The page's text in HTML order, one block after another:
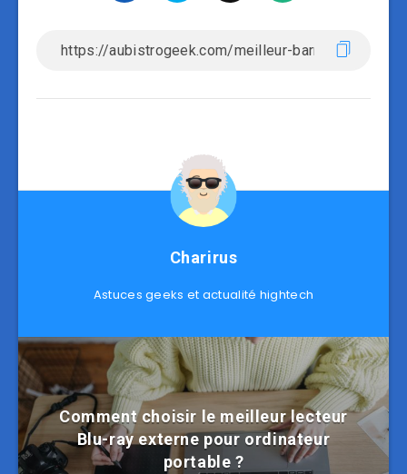
Charirus
Astuces geeks et actualité hightech
Comment choisir le meilleur lecteur
Blu-ray externe pour ordinateur
portable ?